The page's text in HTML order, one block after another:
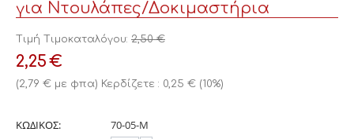
για Ντουλάπες/Δοκιμαστήρια
Τιμή Τιμοκαταλόγου: 2,50 €
2,25€
(2,79 € με φπα) Κερδίζετε : 0,25 € (10%)
ΚΩΔΙΚΟΣ:
70-05-Μ